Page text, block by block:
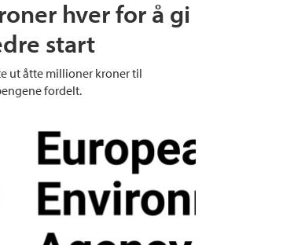
hver for å gi
start
ut åtte millioner kroner til
fordelt.